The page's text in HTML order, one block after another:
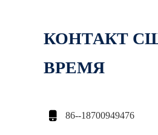
КОНТАКТ
ВРЕМЯ
 86--18700949476